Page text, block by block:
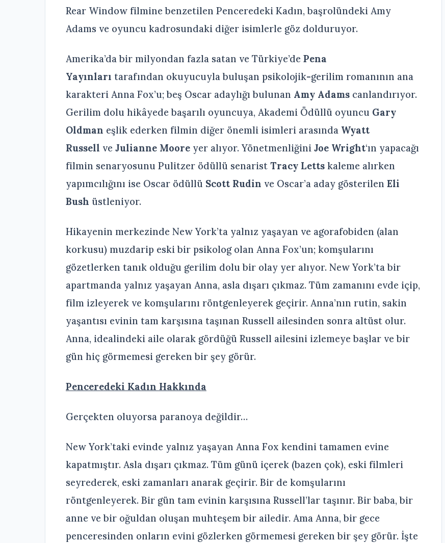
Rear Window filmine benzetilen Penceredeki Kadın, başrolündeki Amy
Adams ve oyuncu kadrosundaki diğer isimlerle göz dolduruyor.
Amerika’da bir milyondan fazla satan ve Türkiye’de Pena
Yayınları tarafından okuyucuyla buluşan psikolojik-gerilim romanının ana
karakteri Anna Fox’u; beş Oscar adaylığı bulunan Amy Adams canlandırıyor.
Gerilim dolu hikâyede başarılı oyuncuya, Akademi Ödüllü oyuncu Gary
Oldman eşlik ederken filmin diğer önemli isimleri arasında Wyatt
Russell ve Julianne Moore yer alıyor. Yönetmenliğini Joe Wright‘ın yapacağı
filmin senaryosunu Pulitzer ödüllü senarist Tracy Letts kaleme alırken
yapımcılığını ise Oscar ödüllü Scott Rudin ve Oscar’a aday gösterilen Eli
Bush üstleniyor.
Hikayenin merkezinde New York’ta yalnız yaşayan ve agorafobiden (alan
korkusu) muzdarip eski bir psikolog olan Anna Fox’un; komşularını
gözetlerken tanık olduğu gerilim dolu bir olay yer alıyor. New York’ta bir
apartmanda yalnız yaşayan Anna, asla dışarı çıkmaz. Tüm zamanını evde içip,
film izleyerek ve komşularını röntgenleyerek geçirir. Anna’nın rutin, sakin
yaşantısı evinin tam karşısına taşınan Russell ailesinden sonra altüst olur.
Anna, idealindeki aile olarak gördüğü Russell ailesini izlemeye başlar ve bir
gün hiç görmemesi gereken bir şey görür.
Penceredeki Kadın Hakkında
Gerçekten oluyorsa paranoya değildir…
New York’taki evinde yalnız yaşayan Anna Fox kendini tamamen evine
kapatmıştır. Asla dışarı çıkmaz. Tüm günü içerek (bazen çok), eski filmleri
seyrederek, eski zamanları anarak geçirir. Bir de komşularını
röntgenleyerek. Bir gün tam evinin karşısına Russell’lar taşınır. Bir baba, bir
anne ve bir oğuldan oluşan muhteşem bir ailedir. Ama Anna, bir gece
penceresinden onların evini gözlerken görmemesi gereken bir şey görür. İşte